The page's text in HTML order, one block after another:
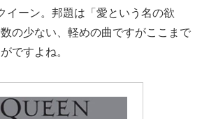
イーン。邦題は「愛という名の欲
の少ない、軽めの曲ですがここまで
ですよね。